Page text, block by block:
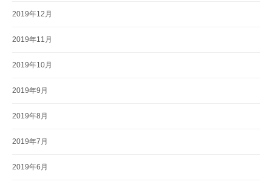
2019年12月
2019年11月
2019年10月
2019年9月
2019年8月
2019年7月
2019年6月